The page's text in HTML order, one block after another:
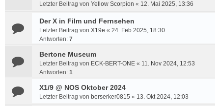
Letzter Beitrag von Yellow Scorpion « 12. Mai 2025, 13:36
Der X in Film und Fernsehen
Letzter Beitrag von X19e « 24. Feb 2025, 18:30
Antworten: 7
Bertone Museum
Letzter Beitrag von ECK-BERT-ONE « 11. Nov 2024, 12:53
Antworten: 1
X1/9 @ NOS Oktober 2024
Letzter Beitrag von berserker0815 « 13. Okt 2024, 12:03